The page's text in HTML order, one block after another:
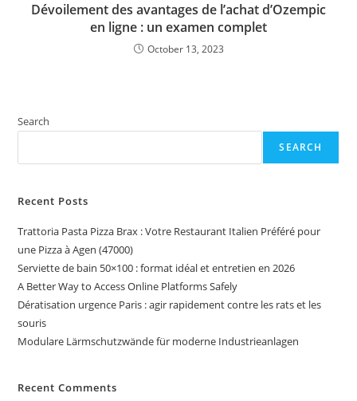
Dévoilement des avantages de l’achat d’Ozempic
en ligne : un examen complet
October 13, 2023
Search
SEARCH
Recent Posts
Trattoria Pasta Pizza Brax : Votre Restaurant Italien Préféré pour
une Pizza à Agen (47000)
Serviette de bain 50×100 : format idéal et entretien en 2026
A Better Way to Access Online Platforms Safely
Dératisation urgence Paris : agir rapidement contre les rats et les
souris
Modulare Lärmschutzwände für moderne Industrieanlagen
Recent Comments